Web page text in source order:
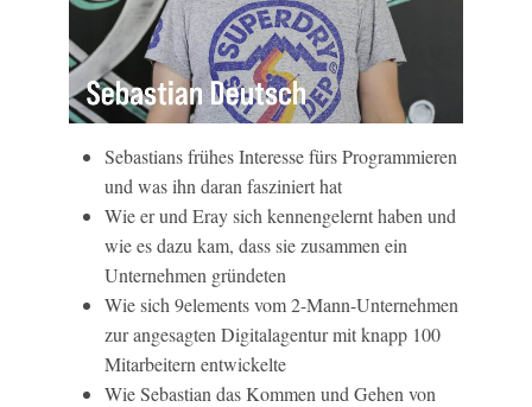
Sebastians frühes Interesse fürs Programmieren
und was ihn daran fasziniert hat
Wie er und Eray sich kennengelernt haben und
wie es dazu kam, dass sie zusammen ein
Unternehmen gründeten
Wie sich 9elements vom 2-Mann-Unternehmen
zur angesagten Digitalagentur mit knapp 100
Mitarbeitern entwickelte
Wie Sebastian das Kommen und Gehen von